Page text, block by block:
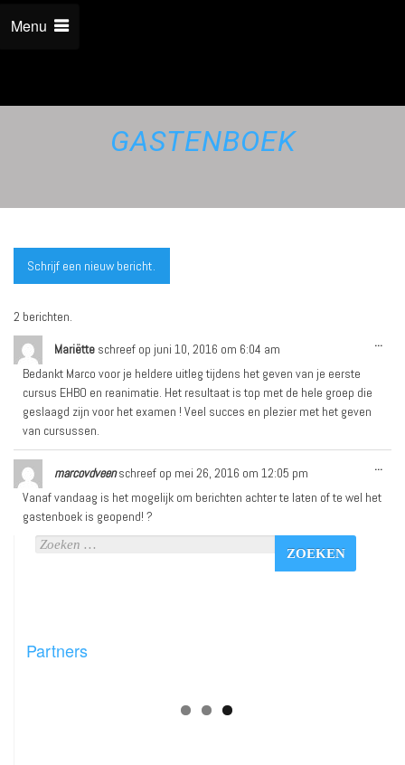
Menu
GASTENBOEK
2 berichten.
Mariëtte schreef op juni 10, 2016 om 6:04 am
Bedankt Marco voor je heldere uitleg tijdens het geven van je eerste
cursus EHBO en reanimatie. Het resultaat is top met de hele groep die
geslaagd zijn voor het examen ! Veel succes en plezier met het geven
van cursussen.
...
marcovdveen schreef op mei 26, 2016 om 12:05 pm
Vanaf vandaag is het mogelijk om berichten achter te laten of te wel het
gastenboek is geopend! ?
...
Partners